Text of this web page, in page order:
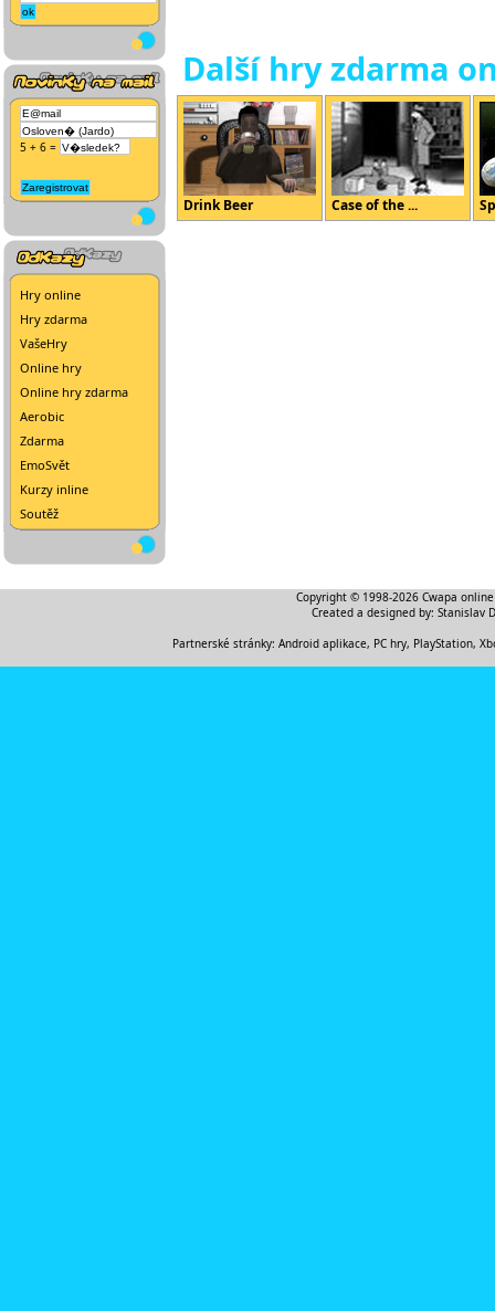
5 + 6 =
Hry online
Hry zdarma
VašeHry
Online hry
Online hry zdarma
Aerobic
Zdarma
EmoSvět
Kurzy inline
Soutěž
Další hry zdarma
Drink Beer Case of the ...
Copyright © 1998-2026 Cwapa
Created a designed by: Stanislav
Partnerské stránky: Android aplikace, PC hry, PlayStation,